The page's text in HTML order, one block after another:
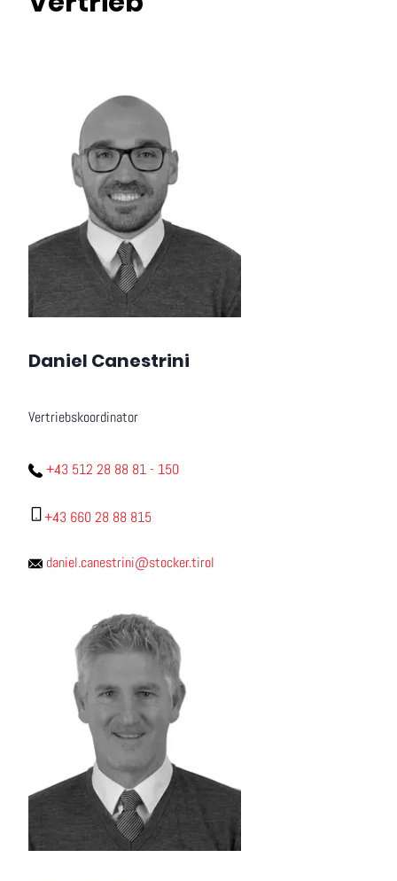
Daniel Canestrini
Vertriebskoordinator
+43 512 28 88 81 - 150
+43 660 28 88 815
daniel.canestrini@stocker.tirol